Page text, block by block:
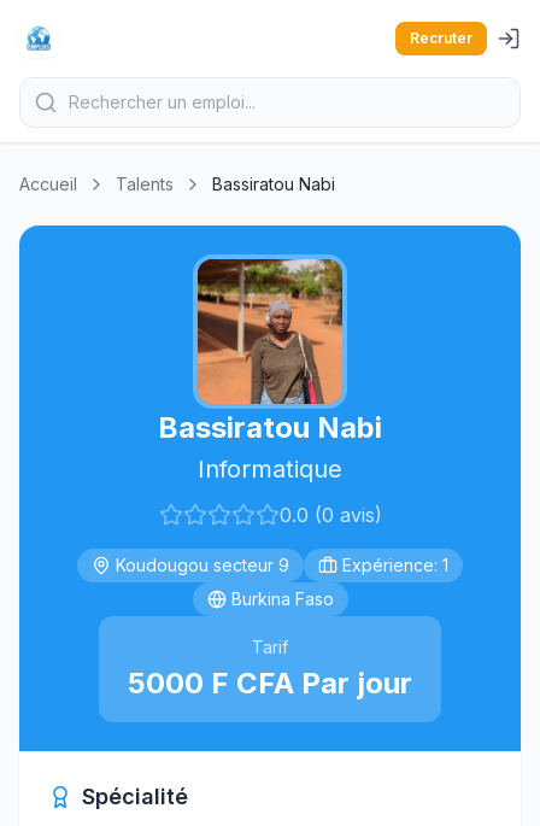
Recruter
Accueil Talents Bassiratou Nabi
Bassiratou Nabi
Informatique
0.0 (0 avis)
Koudougou secteur 9
Expérience: 1
Burkina Faso
Tarif
5000 F CFA Par jour
Spécialité